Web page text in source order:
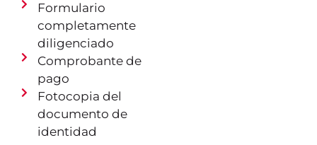
Formulario
completamente
diligenciado
Comprobante de
pago
Fotocopia del
documento de
identidad